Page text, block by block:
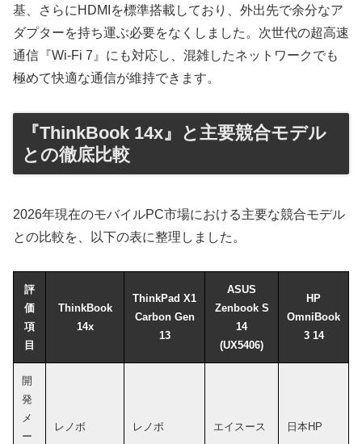
基、さらにHDMIを標準搭載しており、外出先で余分なア
ダプターを持ち運ぶ必要をなくしました。次世代の超高速
通信『Wi-Fi 7』にも対応し、混雑したネットワークでも
極めて快適な通信が維持できます。
『ThinkBook 14x』と主要競合モデル
との徹底比較
2026年現在のモバイルPC市場における主要な競合モデル
との比較を、以下の表に整理しました。
評
価
項
目
ThinkBook
14x
ThinkPad X1
Carbon Gen
13
ASUS
Zenbook S
14
(UX5406)
HP
OmniBook
3 14
開
発
メ
ー
レノボ レノボ エイスース 日本HP